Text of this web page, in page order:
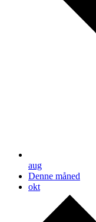
aug
Denne måned
okt